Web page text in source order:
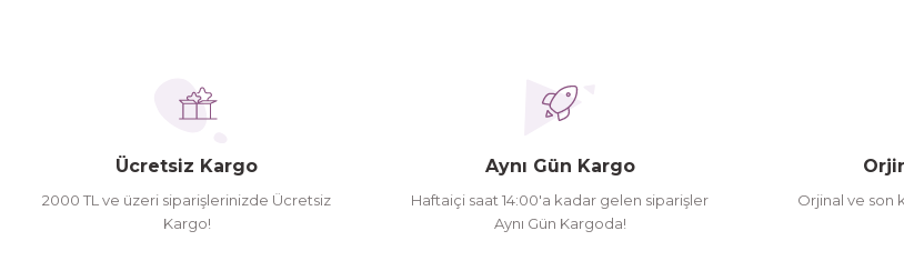
Bu ürüne benzer farklı alternatifler olmalı.
Hamit Çakıcı | 15/04/2026
Hamit Çakıcı | 15/04/2026
Ücretsiz Kargo
2000 TL ve üzeri siparişlerinizde Ücretsiz
Kargo!
Aynı Gün Kargo
Haftaiçi saat 14:00'a kadar gelen siparişler
Aynı Gün Kargoda!
Orjinal ve son